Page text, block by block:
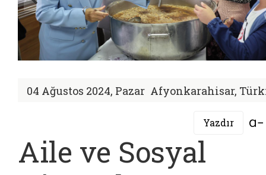
04 Ağustos 2024, Pazar Afyonkarahisar,
Yazdır
Aile ve Sosyal